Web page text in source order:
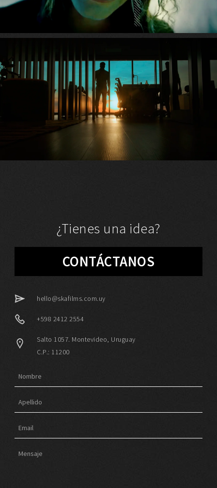
¿Tienes una idea?
CONTÁCTANOS
hello@skafilms.com.uy
+598 2412 2554
Salto 1057. Montevideo, Uruguay
C.P.: 11200